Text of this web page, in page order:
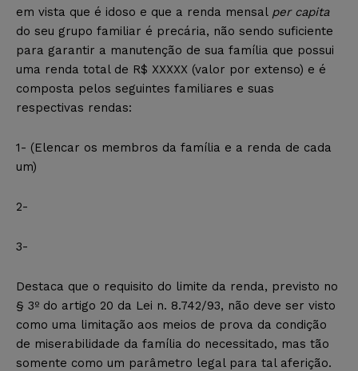
em vista que é idoso e que a renda mensal per capita
do seu grupo familiar é precária, não sendo suficiente
para garantir a manutenção de sua família que possui
uma renda total de R$ XXXXX (valor por extenso) e é
composta pelos seguintes familiares e suas
respectivas rendas:
1- (Elencar os membros da família e a renda de cada
um)
2-
3-
Destaca que o requisito do limite da renda, previsto no
§ 3º do artigo 20 da Lei n. 8.742/93, não deve ser visto
como uma limitação aos meios de prova da condição
de miserabilidade da família do necessitado, mas tão
somente como um parâmetro legal para tal aferição.